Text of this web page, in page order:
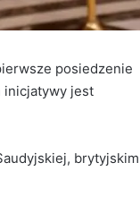
posiedzenie
inicjatywy jest
brytyjskim